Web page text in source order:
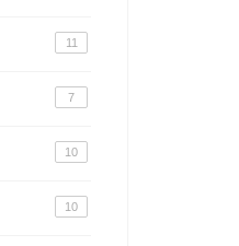
11
7
10
10